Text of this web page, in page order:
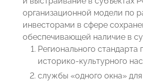
организационной модели по
инвесторами в сфере
обеспечивающей наличие в
Регионального
историко-культурного
службы «одного окна»